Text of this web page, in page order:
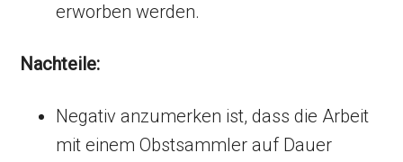
erworben werden.
Nachteile:
Negativ anzumerken ist, dass die Arbeit
mit einem Obstsammler auf Dauer